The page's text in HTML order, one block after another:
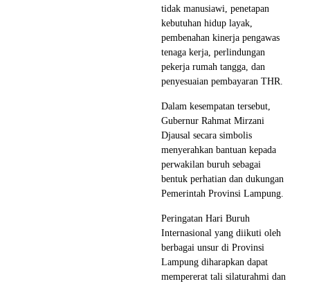
tidak manusiawi, penetapan
kebutuhan hidup layak,
pembenahan kinerja pengawas
tenaga kerja, perlindungan
pekerja rumah tangga, dan
penyesuaian pembayaran THR.
Dalam kesempatan tersebut,
Gubernur Rahmat Mirzani
Djausal secara simbolis
menyerahkan bantuan kepada
perwakilan buruh sebagai
bentuk perhatian dan dukungan
Pemerintah Provinsi Lampung.
Peringatan Hari Buruh
Internasional yang diikuti oleh
berbagai unsur di Provinsi
Lampung diharapkan dapat
mempererat tali silaturahmi dan